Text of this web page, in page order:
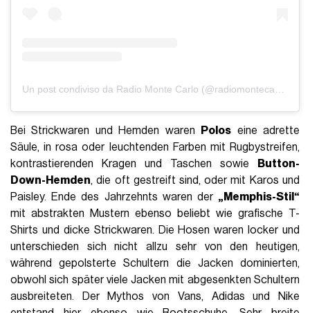
Bei Strickwaren und Hemden waren Polos eine adrette
Säule, in rosa oder leuchtenden Farben mit Rugbystreifen,
kontrastierenden Kragen und Taschen sowie
Button-
Down-Hemden, die oft gestreift sind, oder mit Karos und
Paisley. Ende des Jahrzehnts waren der „Memphis-Stil“
mit abstrakten Mustern ebenso beliebt wie grafische T-
Shirts und dicke Strickwaren. Die Hosen waren locker und
unterschieden sich nicht allzu sehr von den heutigen,
während gepolsterte Schultern die Jacken dominierten,
obwohl sich später viele Jacken mit abgesenkten Schultern
ausbreiteten. Der Mythos von Vans, Adidas und Nike